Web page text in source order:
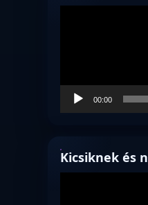
00:00
Kicsiknek és